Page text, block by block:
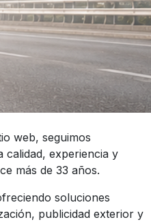
web, seguimos
calidad, experiencia y
más de 33 años.
soluciones
publicidad exterior y